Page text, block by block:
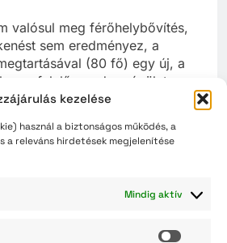
kezelése
használ a biztonságos működés, a
a releváns hirdetések megjelenítése
Mindig aktív
valósul meg férőhelybővítés,
sem eredményez, a
(80 fő) egy új, a
megfelelő, modern épület
Unió támogatásával, a
valósul meg.
befejezése: 2028. június